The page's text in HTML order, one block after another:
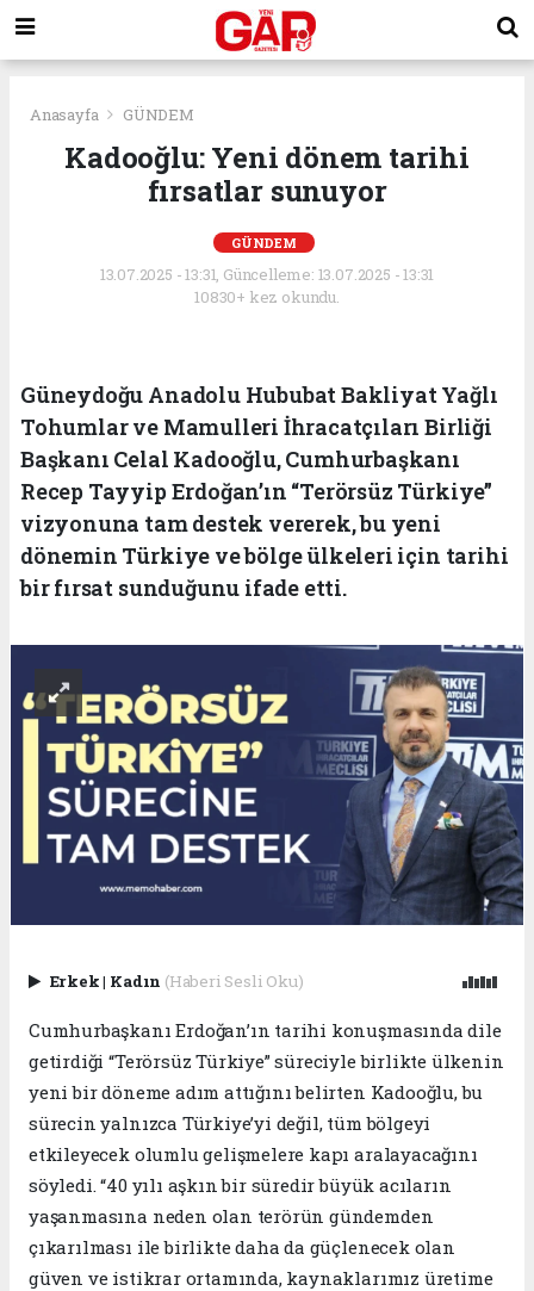
Anasayfa GÜNDEM
Kadooğlu: Yeni dönem tarihi
fırsatlar sunuyor
GÜNDEM
13.07.2025 - 13:31, Güncelleme: 13.07.2025 - 13:31
10830+ kez okundu.
Güneydoğu Anadolu Hububat Bakliyat Yağlı
Tohumlar ve Mamulleri İhracatçıları Birliği
Başkanı Celal Kadooğlu, Cumhurbaşkanı
Recep Tayyip Erdoğan’ın “Terörsüz Türkiye”
vizyonuna tam destek vererek, bu yeni
dönemin Türkiye ve bölge ülkeleri için tarihi
bir fırsat sunduğunu ifade etti.
Erkek| Kadın (Haberi Sesli Oku)
Cumhurbaşkanı Erdoğan’ın tarihi konuşmasında dile
getirdiği “Terörsüz Türkiye” süreciyle birlikte ülkenin
yeni bir döneme adım attığını belirten Kadooğlu, bu
sürecin yalnızca Türkiye’yi değil, tüm bölgeyi
etkileyecek olumlu gelişmelere kapı aralayacağını
söyledi. “40 yılı aşkın bir süredir büyük acıların
yaşanmasına neden olan terörün gündemden
çıkarılması ile birlikte daha da güçlenecek olan
güven ve istikrar ortamında, kaynaklarımız üretime